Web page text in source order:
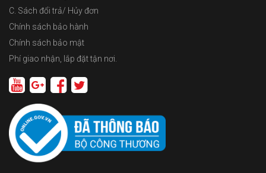
C. Sách đổi trả/ Hủy đơn
Chính sách bảo hành
Chính sách bảo mật
Phí giao nhận, lắp đặt tận nơi.